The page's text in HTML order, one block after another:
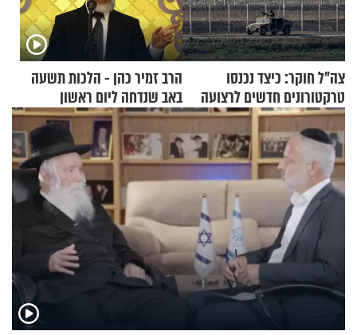
צה"ל חוקר: כיצד נכנסו
טרקטורונים חדשים לרצועה
הרב זמיר כהן - הלכות תשעה
באב שנדחה ליום ראשון